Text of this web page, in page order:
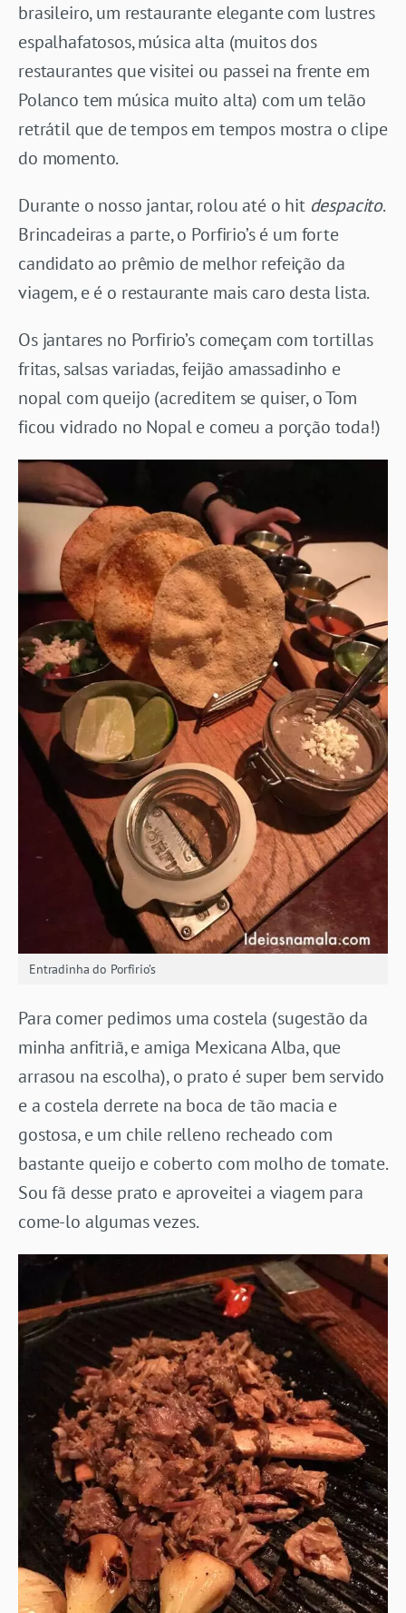
brasileiro, um restaurante elegante com lustres
espalhafatosos, música alta (muitos dos
restaurantes que visitei ou passei na frente em
Polanco tem música muito alta) com um telão
retrátil que de tempos em tempos mostra o clipe
do momento.
Durante o nosso jantar, rolou até o hit despacito.
Brincadeiras a parte, o Porfirio’s é um forte
candidato ao prêmio de melhor refeição da
viagem, e é o restaurante mais caro desta lista.
Os jantares no Porfirio’s começam com tortillas
fritas, salsas variadas, feijão amassadinho e
nopal com queijo (acreditem se quiser, o Tom
ficou vidrado no Nopal e comeu a porção toda!)
Entradinha do Porfirio’s
Para comer pedimos uma costela (sugestão da
minha anfitriã, e amiga Mexicana Alba, que
arrasou na escolha), o prato é super bem servido
e a costela derrete na boca de tão macia e
gostosa, e um chile relleno recheado com
bastante queijo e coberto com molho de tomate.
Sou fã desse prato e aproveitei a viagem para
come-lo algumas vezes.